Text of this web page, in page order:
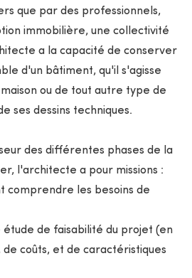
que par des professionnels,
immobilière, une collectivité
a la capacité de conserver
d'un bâtiment, qu'il s'agisse
ou de tout autre type de
ses dessins techniques.
des différentes phases de la
l'architecte a pour missions :
les besoins de
de faisabilité du projet (en
coûts, et de caractéristiques